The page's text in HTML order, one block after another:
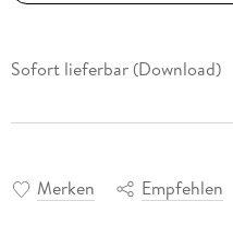
Sofort lieferbar (Download)
Merken Empfehlen